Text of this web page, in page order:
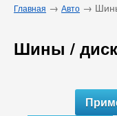
Главная → Авто →
Шины /